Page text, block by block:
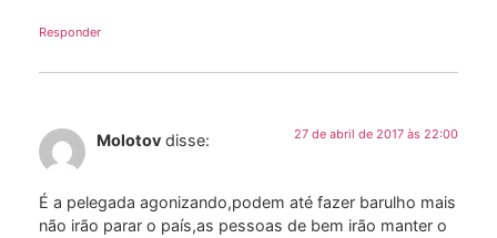
Responder
Molotov disse: 27 de abril de 2017 às 22:00
É a pelegada agonizando,podem até fazer barulho mais
não irão parar o país,as pessoas de bem irão manter o